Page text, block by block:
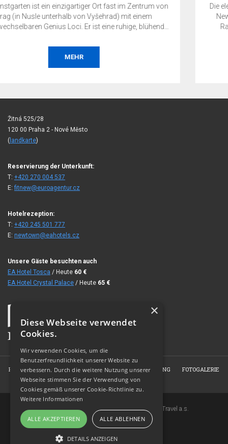
Die eleganten Räumlichkeiten des Restaurants im EA Hotel
New Town bieten einen würdigen und unvergesslichen
Rahmen für Ihre Veranstaltung im Herzen von Prag.
Žitná 525/28
120 00 Praha 2 - Nové Město
( landkarte)
Reservierung der Unterkunft:
T: +420 270 004 537
E:fitnew@euroagentur.cz
Hotelrezeption:
T: +420 245 501 777
E: newtown@eahotels.cz
Unsere Gäste besuchten auch
EA Hotel Tosca / Heute 60 €
EA Hotel Crystal Palace / Heute 65 €
HOME ÜBER DAS HOTEL ZIMMER RESERVIERUNG
FOTOGALERIE
KONTAKT
Copyright © 2007-2026 EuroAgentur Hotels&Travel a.s.
www.bezvapobyt.cz
Allgemeine Buchungsbedingungen
Datenschutzerklärung
×
Diese Webseite verwendet
Cookies.
Wir verwenden Cookies, um die
Benutzerfreundlichkeit unserer Website zu
verbessern. Durch die weitere Nutzung unserer
Webseite stimmen Sie der Verwendung von
Cookies gemäß unserer Cookie-Richtlinie zu.
Weitere Informationen
ALLE AKZEPTIEREN ALLE ABLEHNEN
DETAILS ANZEIGEN